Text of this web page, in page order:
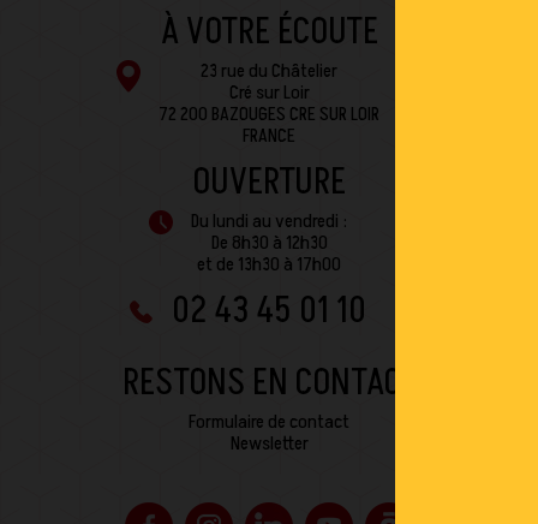
À VOTRE ÉCOUTE
23 rue du Châtelier
Cré sur Loir
72 200 BAZOUGES CRE SUR LOIR
FRANCE
OUVERTURE
Du lundi au vendredi :
De 8h30 à 12h30
et de 13h30 à 17h00
02 43 45 01 10
RESTONS EN CONTACT
Formulaire de contact
Newsletter